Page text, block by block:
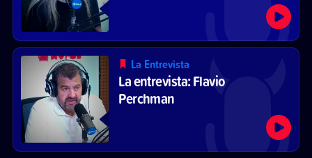
La Entrevista
La entrevista: Flavio
Perchman